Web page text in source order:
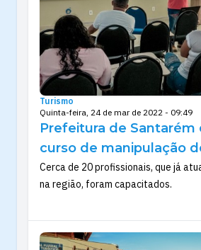
Turismo
Quinta-feira, 24 de mar de 2022 - 09:49
Prefeitura de Santarém
curso de manipulação
Cerca de 20 profissionais, que já
na região, foram capacitados.